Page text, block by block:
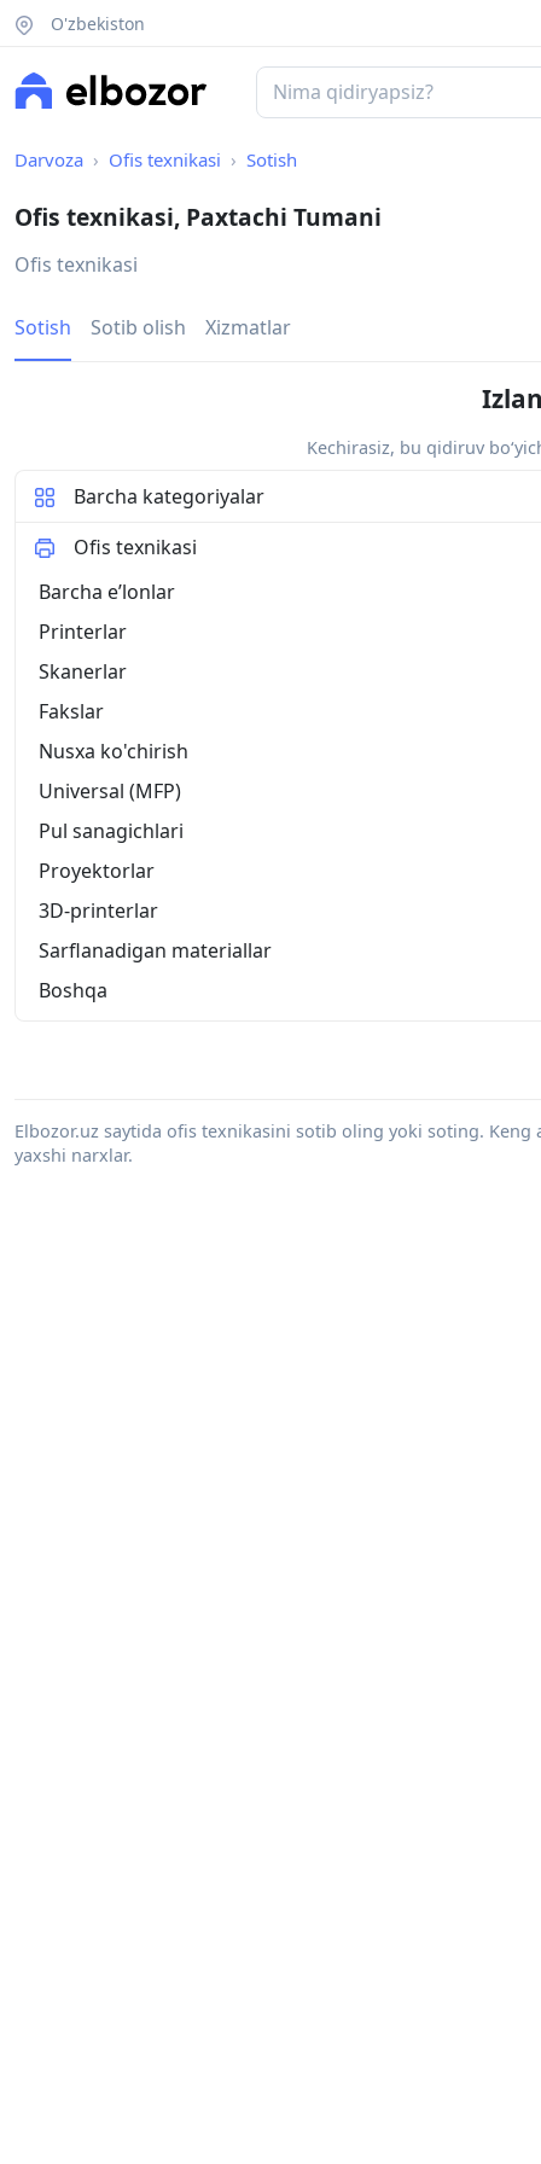
O'zbekiston
Darvoza Ofis texnikasi Sotish
Ofis texnikasi, Paxtachi Tumani
Ofis texnikasi
Sotish Sotib olish Xizmatlar
Kechirasiz, bu qidiruv
Barcha kategoriyalar
Ofis texnikasi
Barcha eʼlonlar
Printerlar
Skanerlar
Fakslar
Nusxa ko'chirish
Universal (MFP)
Pul sanagichlari
Proyektorlar
3D-printerlar
Sarflanadigan materiallar
Boshqa
Elbozor.uz saytida ofis texnikasini sotib oling yoki soting.
yaxshi narxlar.